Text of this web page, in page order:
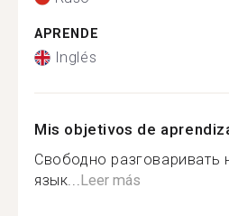
APRENDE
Inglés
Mis objetivos de
Свободно разговаривать
язык...Leer más